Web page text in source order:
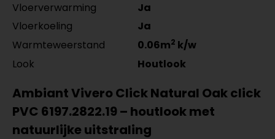
Vloerverwarming
Ja
Vloerkoeling
Ja
Warmteweerstand
0.06m2 k/w
Look
Houtlook
Ambiant Vivero Click Natural Oak click
PVC 6197.2822.19 – houtlook met
natuurlijke uitstraling